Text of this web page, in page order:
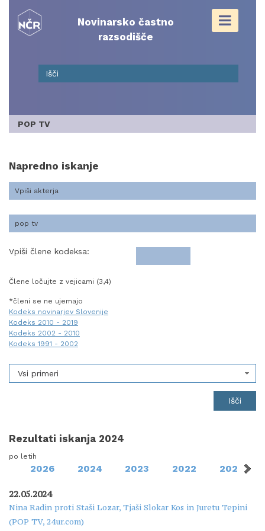
content
Novinarsko častno
razsodišče
POP TV
Napredno iskanje
Vpiši člene kodeksa:
Člene ločujte z vejicami (3,4)
*členi se ne ujemajo
Kodeks novinarjev Slovenije
Kodeks 2010 - 2019
Kodeks 2002 - 2010
Kodeks 1991 - 2002
Vsi primeri
Rezultati iskanja 2024
po letih
2026 2024 2023 2022 2021
22.05.2024
Nina Radin proti Staši Lozar, Tjaši Slokar Kos in Juretu Tepini
(POP TV, 24ur.com)